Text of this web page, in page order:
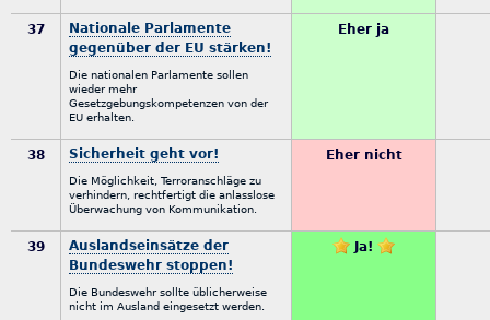
37
Nationale Parlamente
gegenüber der EU stärken!
Die nationalen Parlamente sollen
wieder mehr
Gesetzgebungskompetenzen von der
EU erhalten.
Eher ja
38 Sicherheit geht vor!
Die Möglichkeit, Terroranschläge zu
verhindern, rechtfertigt die anlasslose
Überwachung von Kommunikation.
Eher nicht
39
Auslandseinsätze der
Bundeswehr stoppen!
Die Bundeswehr sollte üblicherweise
nicht im Ausland eingesetzt werden.
Ja!